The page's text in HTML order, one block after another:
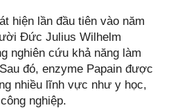
hiện lần đầu tiên vào năm
Đức Julius Wilhelm
nghiên cứu khả năng làm
đó, enzyme Papain được
nhiều lĩnh vực như y học,
nghiệp.